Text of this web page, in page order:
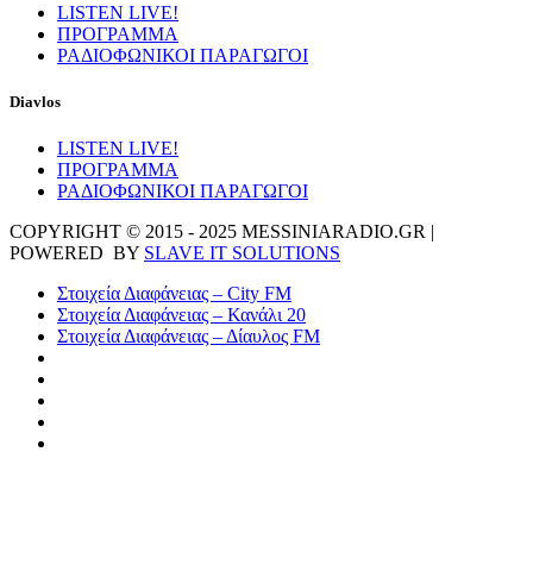
LISTEN LIVE!
ΠΡΟΓΡΑΜΜΑ
ΡΑΔΙΟΦΩΝΙΚΟΙ ΠΑΡΑΓΩΓΟΙ
Diavlos
LISTEN LIVE!
ΠΡΟΓΡΑΜΜΑ
ΡΑΔΙΟΦΩΝΙΚΟΙ ΠΑΡΑΓΩΓΟΙ
COPYRIGHT © 2015 - 2025 MESSINIARADIO.GR |
POWERED BY SLAVE IT SOLUTIONS
Στοιχεία Διαφάνειας – City FM
Στοιχεία Διαφάνειας – Κανάλι 20
Στοιχεία Διαφάνειας – Δίαυλος FM